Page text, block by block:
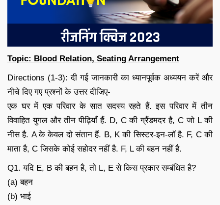
Topic: Blood Relation, Seating Arrangement
Directions (1-3): दी गई जानकारी का ध्यानपूर्वक अध्ययन करें और
नीचे दिए गए प्रश्नों के उत्तर दीजिए-
एक घर में एक परिवार के सात सदस्य रहते हैं. इस परिवार में तीन
विवाहित युगल और तीन पीढ़ियाँ हैं. D, C की ग्रैंडमदर है, C जो L की
नीस है. A के केवल दो संतान हैं. B, K की सिस्टर-इन-लॉ है. F, C की
माता है, C जिसके कोई सहोदर नहीं है. F, L की बहन नहीं है.
Q1. यदि E, B की बहन है, तो L, E से किस प्रकार सम्बंधित है?
(a) बहन
(b) भाई